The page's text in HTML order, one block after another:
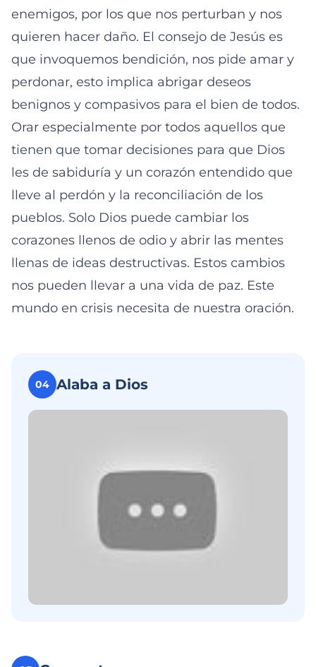
enemigos, por los que nos perturban y nos
quieren hacer daño. El consejo de Jesús es
que invoquemos bendición, nos pide amar y
perdonar, esto implica abrigar deseos
benignos y compasivos para el bien de todos.
Orar especialmente por todos aquellos que
tienen que tomar decisiones para que Dios
les de sabiduría y un corazón entendido que
lleve al perdón y la reconciliación de los
pueblos. Solo Dios puede cambiar los
corazones llenos de odio y abrir las mentes
llenas de ideas destructivas. Estos cambios
nos pueden llevar a una vida de paz. Este
mundo en crisis necesita de nuestra oración.
04 Alaba a Dios